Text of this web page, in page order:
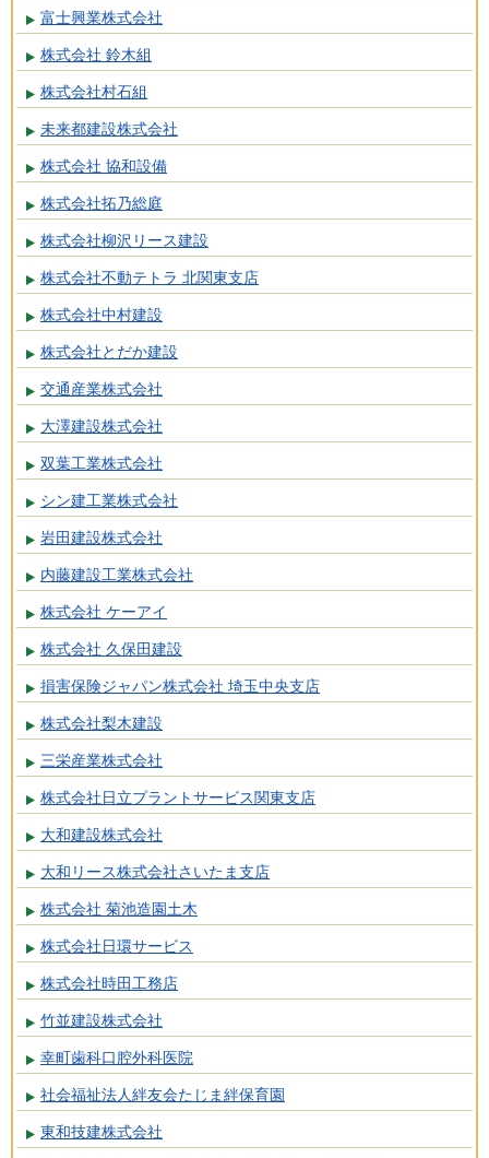
富士興業株式会社
株式会社 鈴木組
株式会社村石組
未来都建設株式会社
株式会社 協和設備
株式会社拓乃総庭
株式会社柳沢リース建設
株式会社不動テトラ 北関東支店
株式会社中村建設
株式会社とだか建設
交通産業株式会社
大澤建設株式会社
双葉工業株式会社
シン建工業株式会社
岩田建設株式会社
内藤建設工業株式会社
株式会社 ケーアイ
株式会社 久保田建設
損害保険ジャパン株式会社 埼玉中央支店
株式会社梨木建設
三栄産業株式会社
株式会社日立プラントサービス関東支店
大和建設株式会社
大和リース株式会社さいたま支店
株式会社 菊池造園土木
株式会社日環サービス
株式会社時田工務店
竹並建設株式会社
幸町歯科口腔外科医院
社会福祉法人絆友会たじま絆保育園
東和技建株式会社